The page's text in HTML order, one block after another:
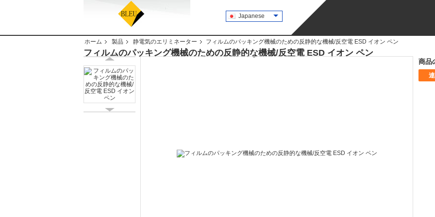
Japanese
ホーム 製品 静電気のエリミネーター フィルムのパッキング機械のための反静的な機械/反空電 ESD イオン ペン
フィルムのパッキング機械のための反静的な機械/反空電 ESD イオン ペン
商品